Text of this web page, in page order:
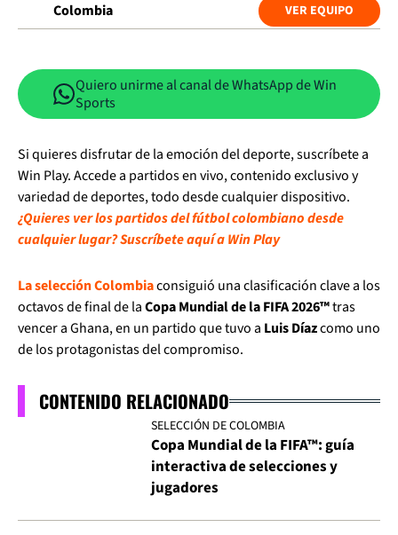
Colombia VER EQUIPO
Quiero unirme al canal de WhatsApp de Win
Sports
Si quieres disfrutar de la emoción del deporte, suscríbete a
Win Play. Accede a partidos en vivo, contenido exclusivo y
variedad de deportes, todo desde cualquier dispositivo.
¿Quieres ver los partidos del fútbol colombiano desde
cualquier lugar? Suscríbete aquí a Win Play
La selección Colombiaconsiguió una clasificación clave a los
octavos de final de laCopa Mundial de la FIFA 2026™tras
vencer a Ghana, en un partido que tuvo a Luis Díazcomo uno
de los protagonistas del compromiso.
CONTENIDO RELACIONADO
SELECCIÓN DE COLOMBIA
Copa Mundial de la FIFA™: guía
interactiva de selecciones y
jugadores